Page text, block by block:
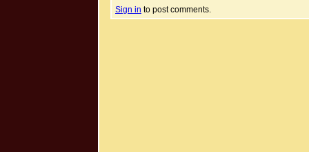
Sign in to post comments.